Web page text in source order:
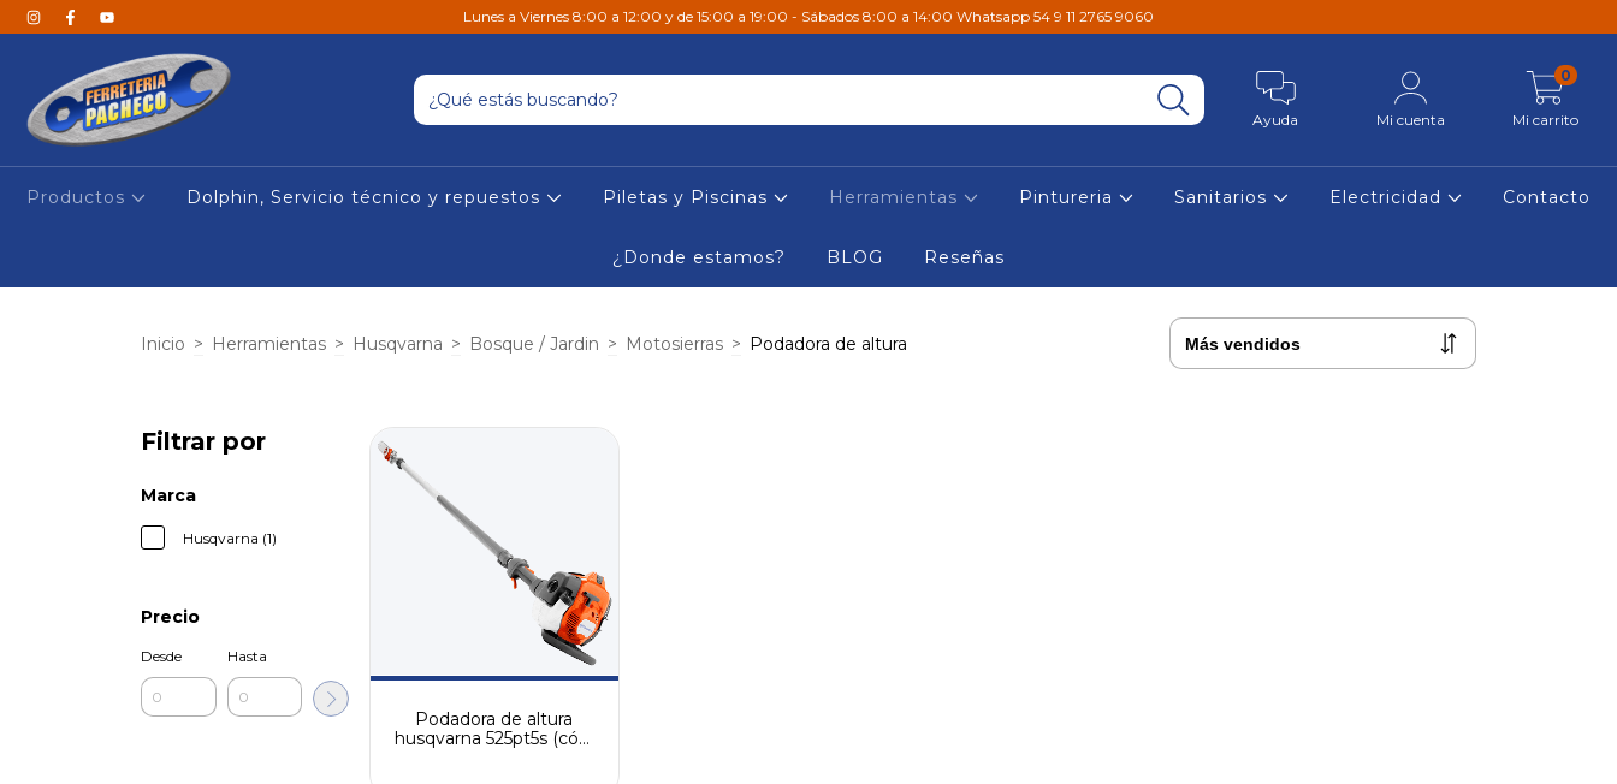
Lunes a Viernes 8:00 a 12:00 y de 15:00 a 19:00 - Sábados 8:00 a 14:00 Whatsapp 54 9 11 2765 9060
Ayuda Mi cuenta Mi carrito
0
Productos Dolphin, Servicio técnico y repuestos Piletas y Piscinas Herramientas Pintureria Sanitarios Electricidad Contacto
¿Donde estamos? BLOG Reseñas
Inicio > Herramientas > Husqvarna > Bosque / Jardin > Motosierras > Podadora de altura
Filtrar por
Marca
Husqvarna (1)
Precio
Desde Hasta
Podadora de altura
husqvarna 525pt5s (cód.